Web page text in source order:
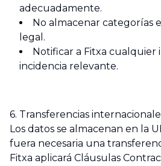
adecuadamente.
No almacenar categorías
legal.
Notificar a Fitxa cualquier
incidencia relevante.
6. Transferencias
Los datos se almacenan en la
fuera necesaria una
Fitxa aplicará Cláusulas